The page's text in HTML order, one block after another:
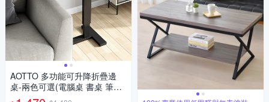
AOTTO 多功能可升降折疊邊
桌-兩色可選(電腦桌 書桌 筆電
桌 茶几)